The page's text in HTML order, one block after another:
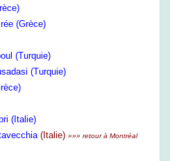
(Grèce)
(Turquie)
(Turquie)
(Italie)
(Italie) »»» retour à Montréal